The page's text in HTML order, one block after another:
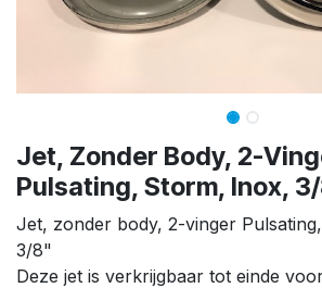
Jet, Zonder Body, 2-
Pulsating, Storm, Inox,
Jet, zonder body, 2-vinger
3/8"
Deze jet is verkrijgbaar tot einde